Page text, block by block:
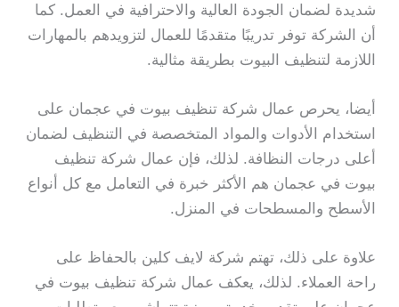
شديدة لضمان الجودة العالية والاحترافية في العمل. كما
أن الشركة توفر تدريبًا متقدمًا للعمال لتزويدهم بالمهارات
اللازمة لتنظيف البيوت بطريقة مثالية.
أيضا، يحرص عمال شركة تنظيف بيوت في عجمان على
استخدام الأدوات والمواد المتخصصة في التنظيف لضمان
أعلى درجات النظافة. لذلك، فإن عمال شركة تنظيف
بيوت في عجمان هم الأكثر خبرة في التعامل مع كل أنواع
الأسطح والمسطحات في المنزل.
علاوة على ذلك، تهتم شركة لايف كلين بالحفاظ على
راحة العملاء. لذلك، يعكف عمال شركة تنظيف بيوت في